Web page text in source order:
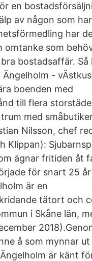
en
av någon som
har
omtanke som
bostadsaffär.
-
boenden med
till flera
med
Nilsson, chef
Klippan):
ägnar fritiden åt
för snart 25 år
är en
tätort och
i Skåne län,
å som mynnar ut
är känt